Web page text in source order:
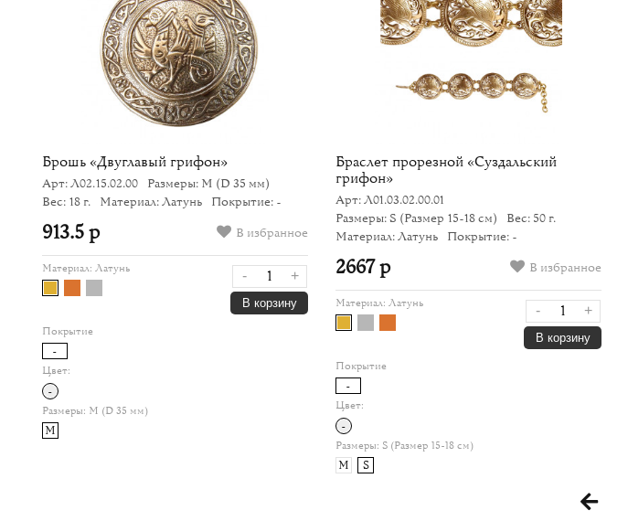
Брошь «Двуглавый грифон»
Арт: Л02.15.02.00 Размеры: M (D 35 мм)
Вес: 18 г.
Материал: Латунь
Покрытие: -
В избранное
913.5 р
Материал: Латунь - +
В корзину
Покрытие
-
Цвет:
-
Размеры: M (D 35 мм)
M
Браслет прорезной «Суздальский
грифон»
Арт: Л01.03.02.00.01
Размеры: S (Размер 15-18 см)
Вес: 50 г.
Материал: Латунь
Покрытие: -
В избранное
2667 р
Материал: Латунь - +
В корзину
Покрытие
-
Цвет:
-
Размеры: S (Размер 15-18 см)
M S